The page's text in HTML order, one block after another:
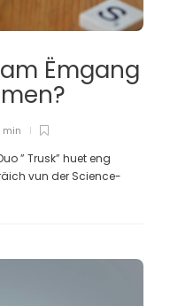
Ëmgang
min
” Trusk” huet eng
vun der Science-